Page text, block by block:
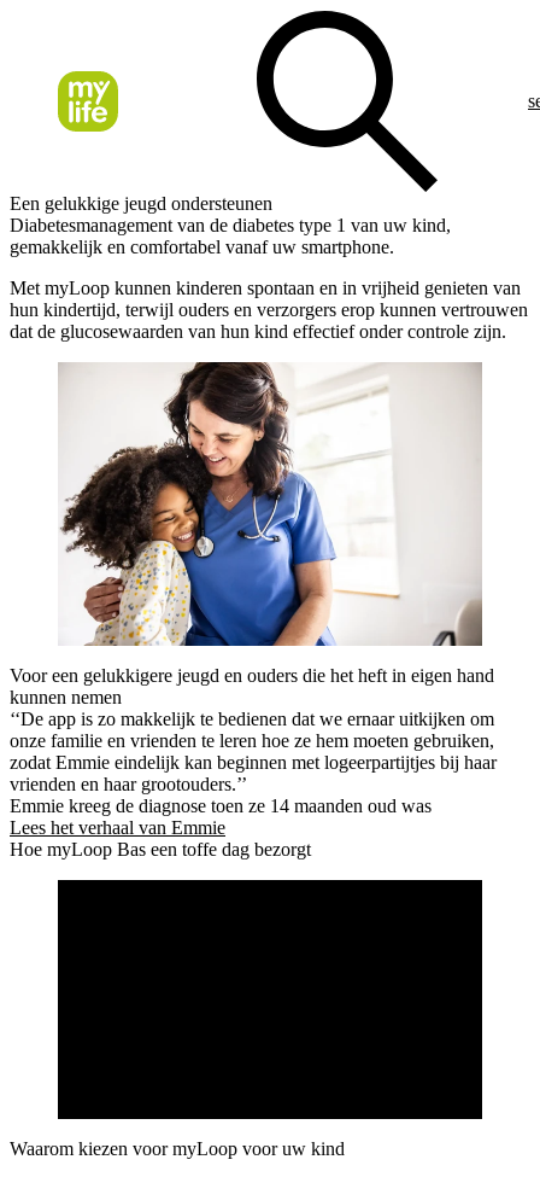
Een gelukkige jeugd ondersteunen
Diabetesmanagement van de diabetes type 1 van uw kind,
gemakkelijk en comfortabel vanaf uw smartphone.
Met myLoop kunnen kinderen spontaan en in vrijheid genieten van
hun kindertijd, terwijl ouders en verzorgers erop kunnen vertrouwen
dat de glucosewaarden van hun kind effectief onder controle zijn.
Voor een gelukkigere jeugd en ouders die het heft in eigen hand
kunnen nemen
‘‘De app is zo makkelijk te bedienen dat we ernaar uitkijken om
onze familie en vrienden te leren hoe ze hem moeten gebruiken,
zodat Emmie eindelijk kan beginnen met logeerpartijtjes bij haar
vrienden en haar grootouders.’’
Emmie kreeg de diagnose toen ze 14 maanden oud was
Lees het verhaal van Emmie
Hoe myLoop Bas een toffe dag bezorgt
Waarom kiezen voor myLoop voor uw kind